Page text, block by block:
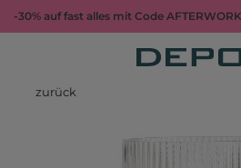
-30% auf fast alles mit Code
zurück